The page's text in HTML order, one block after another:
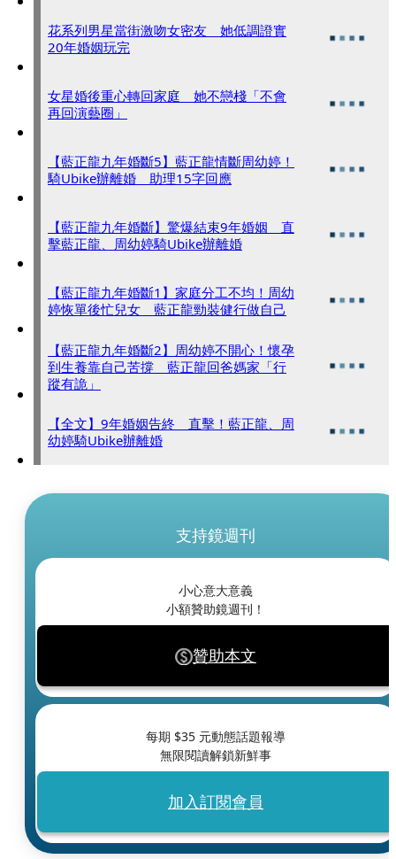
花系列男星當街激吻女密友 她低調證實
20年婚姻玩完
女星婚後重心轉回家庭 她不戀棧「不會
再回演藝圈」
【藍正龍九年婚斷5】藍正龍情斷周幼婷！
騎Ubike辦離婚 助理15字回應
【藍正龍九年婚斷】驚爆結束9年婚姻 直
擊藍正龍、周幼婷騎Ubike辦離婚
【藍正龍九年婚斷1】家庭分工不均！周幼
婷恢單後忙兒女 藍正龍勁裝健行做自己
【藍正龍九年婚斷2】周幼婷不開心！懷孕
到生養靠自己苦撐 藍正龍回爸媽家「行
蹤有詭」
【全文】9年婚姻告終 直擊！藍正龍、周
幼婷騎Ubike辦離婚
支持鏡週刊
小心意大意義
小額贊助鏡週刊！
贊助本文
每期 $35 元動態話題報導
無限閱讀解鎖新鮮事
加入訂閱會員